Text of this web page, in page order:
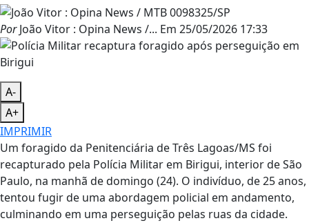
PorJoão Vitor : Opina News /... Em 25/05/2026 17:33
A-
A+
IMPRIMIR
Um foragido da Penitenciária de Três Lagoas/MS foi
recapturado pela Polícia Militar em Birigui, interior de São
Paulo, na manhã de domingo (24). O indivíduo, de 25 anos,
tentou fugir de uma abordagem policial em andamento,
culminando em uma perseguição pelas ruas da cidade.